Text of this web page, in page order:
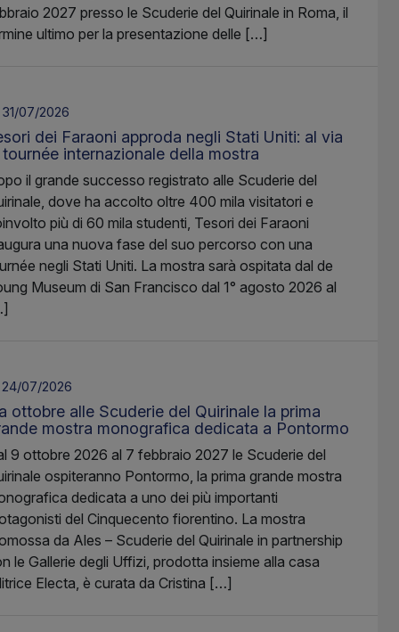
2027 presso le Scuderie del Quirinale in Roma, il
ultimo per la presentazione delle […]
31/07/2026
dei Faraoni approda negli Stati Uniti: al via
tournée internazionale della mostra
il grande successo registrato alle Scuderie del
dove ha accolto oltre 400 mila visitatori e
più di 60 mila studenti, Tesori dei Faraoni
una nuova fase del suo percorso con una
negli Stati Uniti. La mostra sarà ospitata dal de
Museum di San Francisco dal 1° agosto 2026 al
24/07/2026
ottobre alle Scuderie del Quirinale la prima
mostra monografica dedicata a Pontormo
9 ottobre 2026 al 7 febbraio 2027 le Scuderie del
ospiteranno Pontormo, la prima grande mostra
dedicata a uno dei più importanti
del Cinquecento fiorentino. La mostra
da Ales – Scuderie del Quirinale in partnership
le Gallerie degli Uffizi, prodotta insieme alla casa
Electa, è curata da Cristina […]